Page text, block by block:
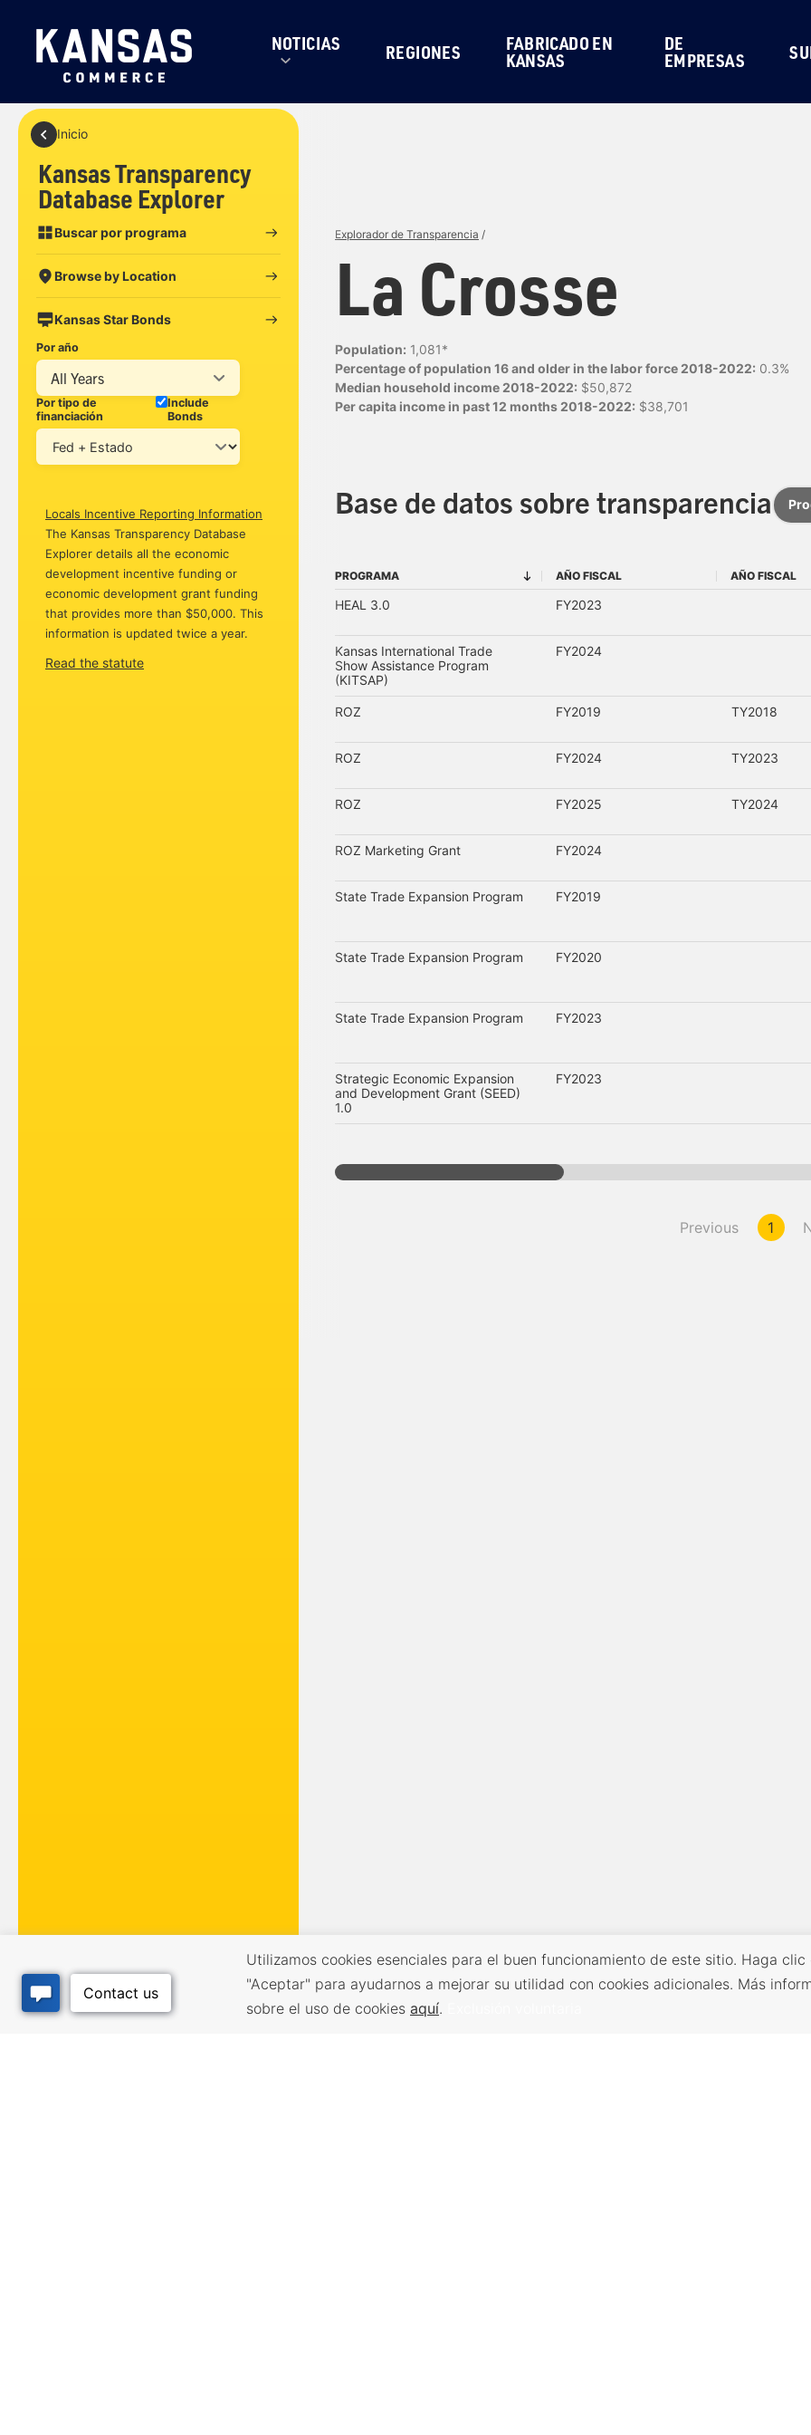
NOTICIAS REGIONES FABRICADO EN
KANSAS
DE
EMPRESAS
Inicio
Kansas Transparency
Database Explorer
Buscar por programa
Browse by Location
Kansas Star Bonds
Por año
All Years
Por tipo de
financiación
Include
Bonds
Locals Incentive Reporting Information
The Kansas Transparency Database
Explorer details all the economic
development incentive funding or
economic development grant funding
that provides more than $50,000. This
information is updated twice a year.
Read the statute
Explorador de Transparencia /
La Crosse
Population: 1,081*
Percentage of population 16 and older in the labor force 2018-2022: 0.3%
Median household income 2018-2022: $50,872
Per capita income in past 12 months 2018-2022: $38,701
Base de datos sobre transparencia
PROGRAMA AÑO FISCAL
AÑO FISCAL
HEAL 3.0 FY2023
Kansas International Trade
Show Assistance Program
(KITSAP)
FY2024
ROZ FY2019 TY2018
ROZ FY2024 TY2023
ROZ FY2025 TY2024
ROZ Marketing Grant FY2024
State Trade Expansion Program FY2019
State Trade Expansion Program FY2020
State Trade Expansion Program FY2023
Strategic Economic Expansion
and Development Grant (SEED)
1.0
FY2023
Previous 1
Utilizamos cookies esenciales para el buen funcionamiento de este sitio. Haga clic
"Aceptar" para ayudarnos a mejorar su utilidad con cookies adicionales. Más
sobre el uso de cookies aquí.